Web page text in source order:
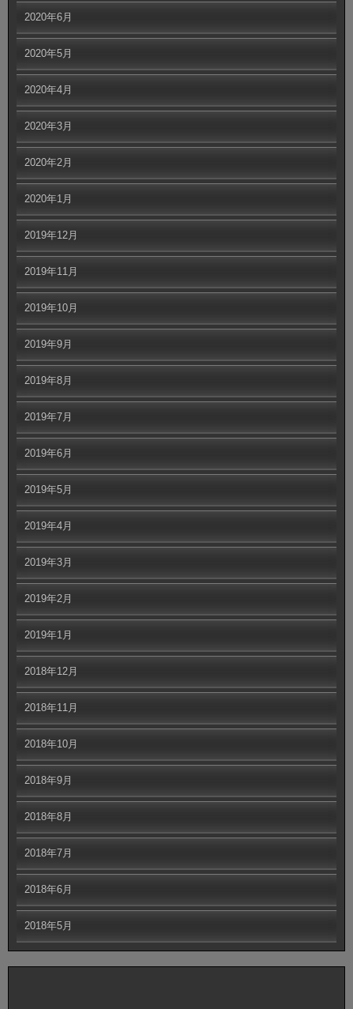
2020年6月
2020年5月
2020年4月
2020年3月
2020年2月
2020年1月
2019年12月
2019年11月
2019年10月
2019年9月
2019年8月
2019年7月
2019年6月
2019年5月
2019年4月
2019年3月
2019年2月
2019年1月
2018年12月
2018年11月
2018年10月
2018年9月
2018年8月
2018年7月
2018年6月
2018年5月